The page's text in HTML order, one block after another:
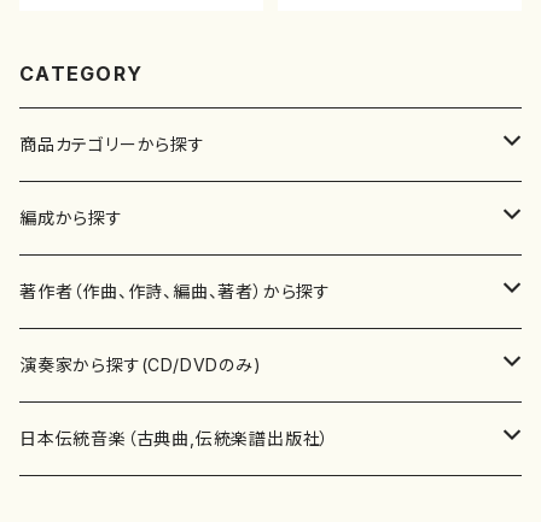
CATEGORY
商品カテゴリーから探す
楽譜
書籍
書籍
テキストブック
CD・DVD
チケット
編成から探す
邦楽器
箏・琴（ソロ）
箏・琴（合奏）
合唱
混声合唱
歌・声
著作者（作曲、作詩、編曲、著者）から探す
あ行
青木省三(アオキ ショウゾウ)
か行
演奏家から探す(CD/DVDのみ)
邦楽（箏、三味線、尺八等）演奏家
日本伝統音楽（古典曲,伝統楽譜出版社）